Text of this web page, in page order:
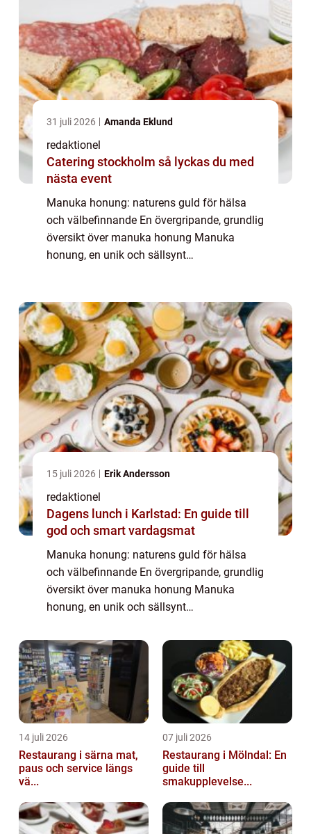
31 juli 2026 Amanda Eklund
redaktionel
Catering stockholm så lyckas du med
nästa event
Manuka honung: naturens guld för hälsa
och välbefinnande En övergripande, grundlig
översikt över manuka honung Manuka
honung, en unik och sällsynt
världen. Dess disti...
15 juli 2026 Erik Andersson
redaktionel
Dagens lunch i Karlstad: En guide till
god och smart vardagsmat
Manuka honung: naturens guld för hälsa
och välbefinnande En övergripande, grundlig
översikt över manuka honung Manuka
honung, en unik och sällsynt
senare tid blivit allt populärare över hela
världen. Dess disti...
14 juli 2026
Restaurang i särna mat,
paus och service längs
vä...
07 juli 2026
Restaurang i Mölndal: En
guide till
smakupplevelse...